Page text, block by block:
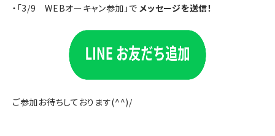
・「3/9 WEBオーキャン参加」で メッセージを送信！
ご参加お待ちしております(^^)/